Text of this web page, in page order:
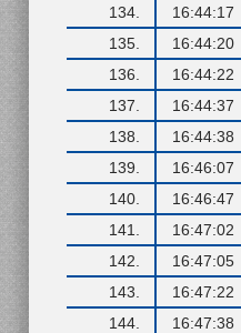
134.
16:44:17
135.
16:44:20
136.
16:44:22
137.
16:44:37
138.
16:44:38
139.
16:46:07
140.
16:46:47
141.
16:47:02
142.
16:47:05
143.
16:47:22
144.
16:47:38